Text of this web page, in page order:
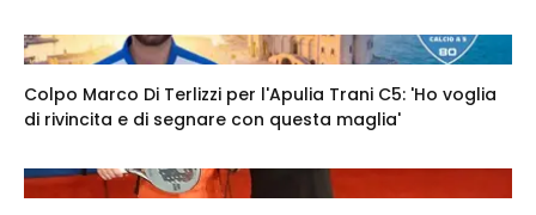
Colpo Marco Di Terlizzi per l'Apulia Trani C5: 'Ho voglia
di rivincita e di segnare con questa maglia'